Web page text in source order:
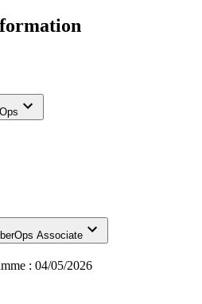
Associate
: 04/05/2026